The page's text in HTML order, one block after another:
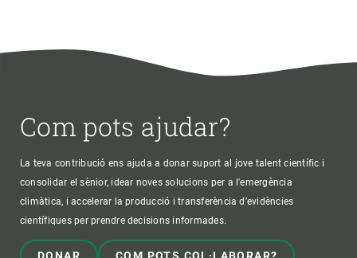
Com pots ajudar?
La teva contribució ens ajuda a donar suport al jove talent científic i
consolidar el sènior, idear noves solucions per a l'emergència
climàtica, i accelerar la producció i transferència d’evidències
científiques per prendre decisions informades.
DONAR COM POTS COL·LABORAR?